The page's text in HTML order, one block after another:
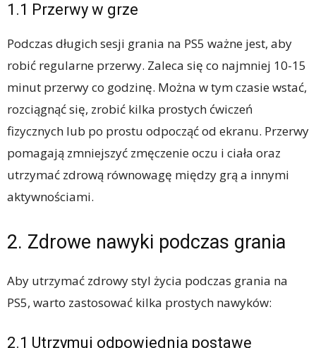
1.1 Przerwy w grze
Podczas długich sesji grania na PS5 ważne jest, aby
robić regularne przerwy. Zaleca się co najmniej 10-15
minut przerwy co godzinę. Można w tym czasie wstać,
rozciągnąć się, zrobić kilka prostych ćwiczeń
fizycznych lub po prostu odpocząć od ekranu. Przerwy
pomagają zmniejszyć zmęczenie oczu i ciała oraz
utrzymać zdrową równowagę między grą a innymi
aktywnościami.
2. Zdrowe nawyki podczas grania
Aby utrzymać zdrowy styl życia podczas grania na
PS5, warto zastosować kilka prostych nawyków:
2.1 Utrzymuj odpowiednią postawę